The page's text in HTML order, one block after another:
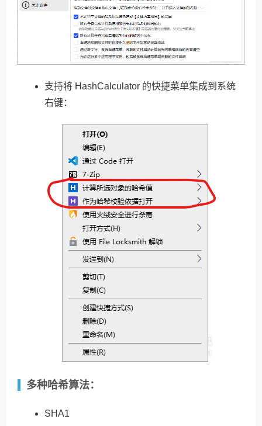
支持将 HashCalculator 的快捷菜单集成到系统
右键：
多种哈希算法：
SHA1